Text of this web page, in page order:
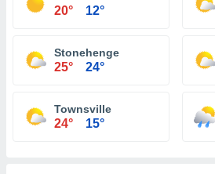
20° 12°
Stonehenge
25° 24°
Townsville
24° 15°